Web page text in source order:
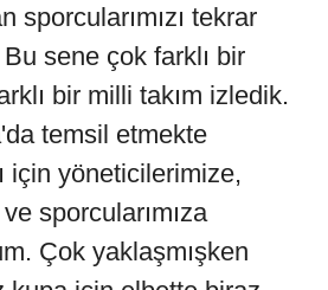
sporcularımızı tekrar
sene çok farklı bir
bir milli takım izledik.
temsil etmekte
için yöneticilerimize,
sporcularımıza
Çok yaklaşmışken